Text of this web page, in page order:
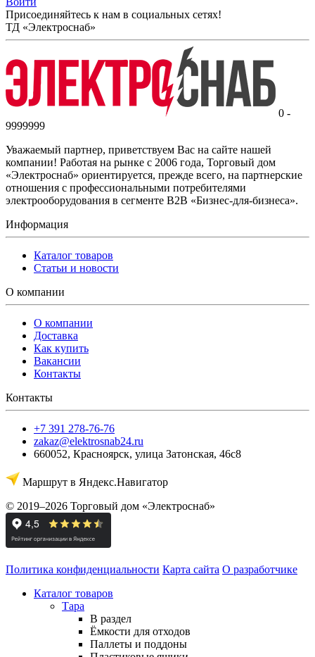
Присоединяйтесь к нам в социальных сетях!
ТД «Электроснаб»
0 -
9999999
Уважаемый партнер, приветствуем Вас на сайте нашей
компании! Работая на рынке с 2006 года, Торговый дом
«Электроснаб» ориентируется, прежде всего, на партнерские
отношения с профессиональными потребителями
электрооборудования в сегменте B2B «Бизнес-для-бизнеса».
Информация
Каталог товаров
Статьи и новости
О компании
О компании
Доставка
Как купить
Вакансии
Контакты
Контакты
+7 391 278-76-76
zakaz@elektrosnab24.ru
660052, Красноярск, улица Затонская, 46с8
Маршрут в Яндекс.Навигатор
© 2019–2026 Торговый дом «Электроснаб»
Политика конфиденциальности Карта сайта О разработчике
Каталог товаров
Тара
В раздел
Ёмкости для отходов
Паллеты и поддоны